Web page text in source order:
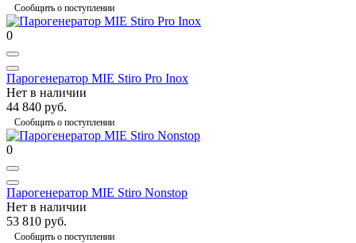
Сообщить о поступлении
0
Парогенератор MIE Stiro Pro Inox
Нет в наличии
44 840 руб.
Сообщить о поступлении
0
Парогенератор MIE Stiro Nonstop
Нет в наличии
53 810 руб.
Сообщить о поступлении